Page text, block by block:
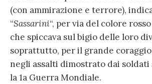
(con ammirazione e terrore),
“Sassarini“, per via del colore
che spiccava sul bigio delle loro
soprattutto, per il grande
negli assalti dimostrato dai
la 1a Guerra Mondiale.